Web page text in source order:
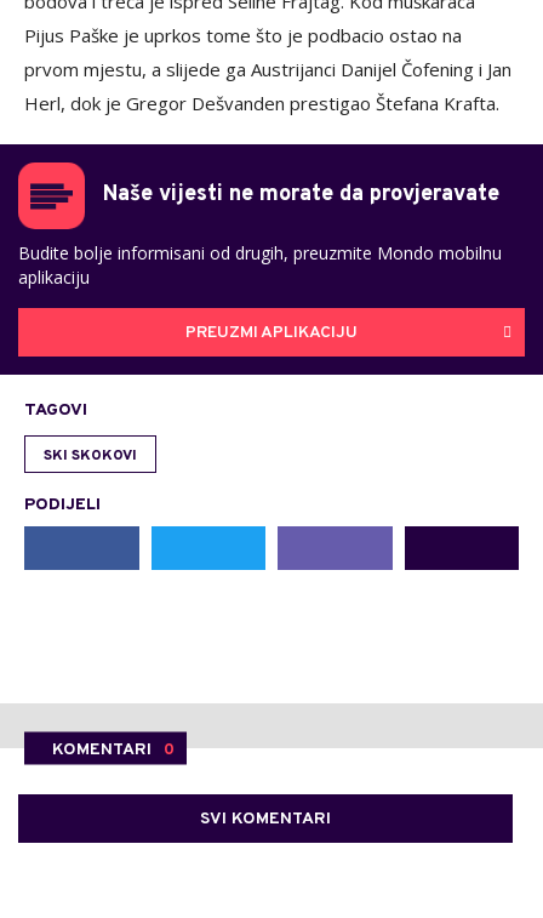
Pijus Paške je uprkos tome što je podbacio ostao na
prvom mjestu, a slijede ga Austrijanci Danijel Čofening i Jan
Herl, dok je Gregor Dešvanden prestigao Štefana Krafta.
Naše vijesti ne morate da provjeravate
Budite bolje informisani od drugih, preuzmite Mondo mobilnu
aplikaciju
PREUZMI APLIKACIJU
TAGOVI
SKI SKOKOVI
PODIJELI
KOMENTARI 0
SVI KOMENTARI